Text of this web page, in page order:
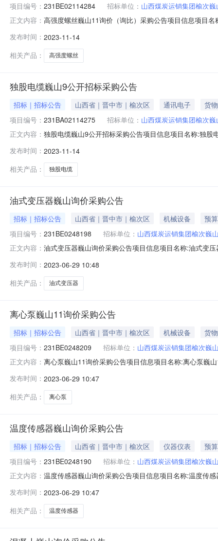
项目编号： 231BE02114284 招标单位： 山西煤炭运销集团榆次
正文内容： 高强度螺丝巍山11询价（询比）采购公告项目信息项目
购控制价（元）:30000采购控制价说明:采购控制价说明
发布时间： 2023-11-14
相关产品：
高强度螺丝
独股电缆巍山9公开招标采购公告
招标｜招标公告 山西省｜晋中市｜榆次区 通讯电子
货物
项目编号： 231BA02114275 招标单位： 山西煤炭运销集团榆次
正文内容： 独股电缆巍山9公开招标采购公告项目信息项目名称:独
价（元）:80000采购控制价说明:采购控制价说明附件:工
发布时间： 2023-11-14
相关产品：
独股电缆
油式变压器巍山询价采购公告
招标｜招标公告 山西省｜晋中市｜榆次区 机械设备
预
项目编号： 231BE0248198 招标单位： 山西煤炭运销集团榆次巍
正文内容： 油式变压器巍山询价采购公告项目信息项目名称:油式变
价说明:采购控制价说明附件:工期(天):3工期说明:无招标
发布时间： 2023-06-29 10:48
相关产品：
油式变压器
离心泵巍山11询价采购公告
招标｜招标公告 山西省｜晋中市｜榆次区 机械设备
货物
项目编号： 231BE0248209 招标单位： 山西煤炭运销集团榆次巍
正文内容： 离心泵巍山11询价采购公告项目信息项目名称:离心泵巍
明:采购控制价说明附件:工期(天):3工期说明:无招标/采购
发布时间： 2023-06-29 10:47
相关产品：
离心泵
温度传感器巍山询价采购公告
招标｜招标公告 山西省｜晋中市｜榆次区 仪器仪表
预
项目编号： 231BE0248190 招标单位： 山西煤炭运销集团榆次巍
正文内容： 温度传感器巍山询价采购公告项目信息项目名称:温度传
价说明:采购控制价说明附件:工期(天):3工期说明:无招标
发布时间： 2023-06-29 10:47
相关产品：
温度传感器